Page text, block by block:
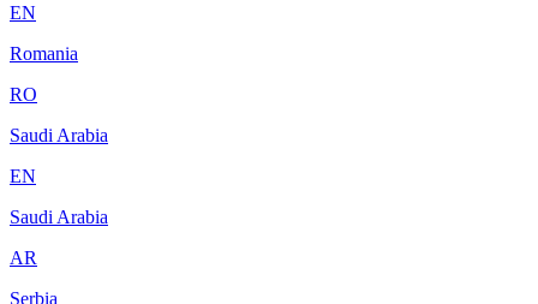
EN
Romania
RO
Saudi Arabia
EN
Saudi Arabia
AR
Serbia